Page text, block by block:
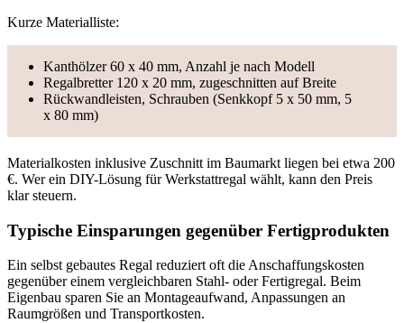
Kurze Materialliste:
Kanthölzer 60 x 40 mm, Anzahl je nach Modell
Regalbretter 120 x 20 mm, zugeschnitten auf Breite
Rückwandleisten, Schrauben (Senkkopf 5 x 50 mm, 5
x 80 mm)
Materialkosten inklusive Zuschnitt im Baumarkt liegen bei etwa 200
€. Wer ein DIY-Lösung für Werkstattregal wählt, kann den Preis
klar steuern.
Typische Einsparungen gegenüber Fertigprodukten
Ein selbst gebautes Regal reduziert oft die Anschaffungskosten
gegenüber einem vergleichbaren Stahl- oder Fertigregal. Beim
Eigenbau sparen Sie an Montageaufwand, Anpassungen an
Raumgrößen und Transportkosten.